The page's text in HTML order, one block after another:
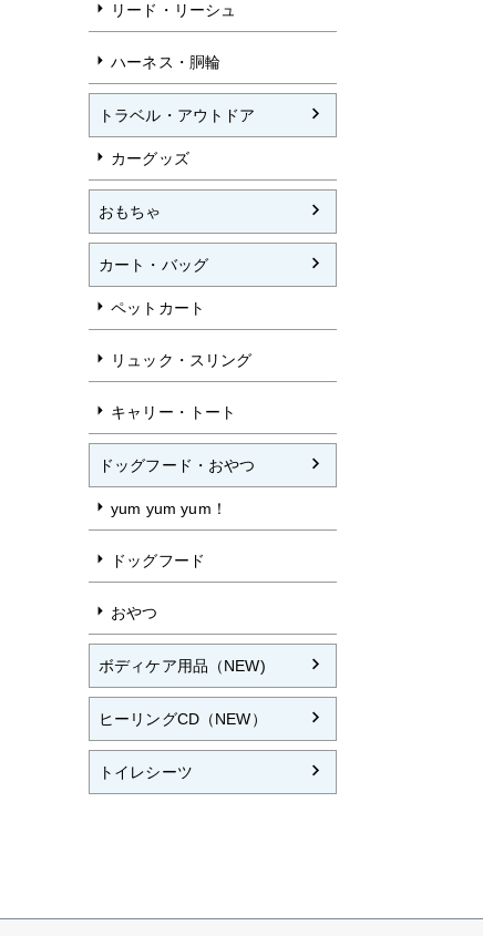
リード・リーシュ
ハーネス・胴輪
トラベル・アウトドア
カーグッズ
おもちゃ
カート・バッグ
ペットカート
リュック・スリング
キャリー・トート
ドッグフード・おやつ
yum yum yum！
ドッグフード
おやつ
ボディケア用品（NEW)
ヒーリングCD（NEW）
トイレシーツ